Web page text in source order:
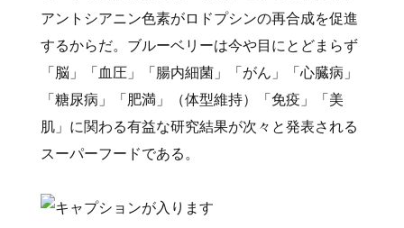
アントシアニン色素がロドプシンの再合成を促進
するからだ。ブルーベリーは今や目にとどまらず
「脳」「血圧」「腸内細菌」「がん」「心臓病」
「糖尿病」「肥満」（体型維持）「免疫」「美
肌」に関わる有益な研究結果が次々と発表される
スーパーフードである。